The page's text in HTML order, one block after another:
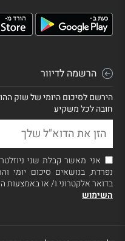
הרשמה לדיוור
הירשם לסיכום היומי של שוק
חובה לכל משקיע
אני מאשר קבלת שני
נפרדת, בנושאים סיכום יומי
בדואר אלקטרוני ו/ או באמצעות
השימוש